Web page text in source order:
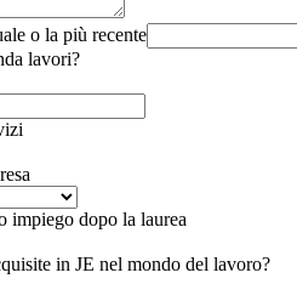
o la più recente
lavori?
impiego dopo la laurea
in JE nel mondo del lavoro?